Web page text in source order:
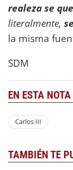
realeza se
literalmente,
la misma
SDM
EN ESTA NOTA
Carlos III
TAMBIÉN TE